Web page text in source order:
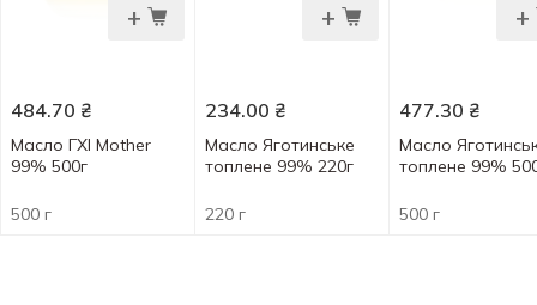
+
484.70 ₴
Масло ГХІ Mother
99% 500г
500 г
+
234.00 ₴
Масло Яготинське
топлене 99% 220г
220 г
+
477.30 ₴
Масло
топлене 99%
500 г